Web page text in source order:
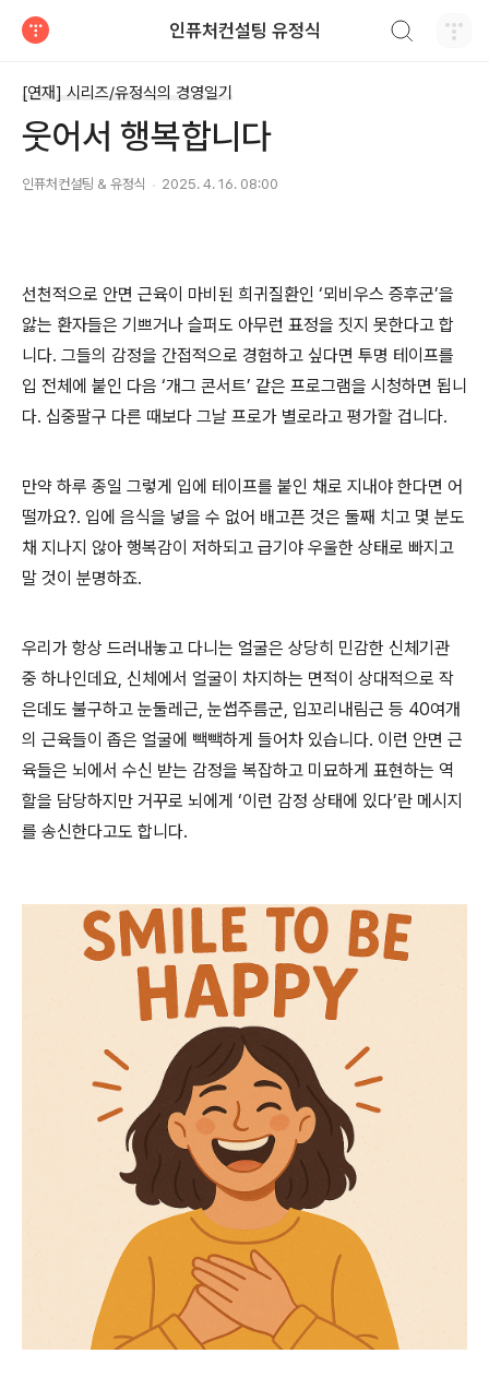
인퓨처컨설팅 유정식
[연재] 시리즈/유정식의 경영일기
웃어서 행복합니다
인퓨처컨설팅 & 유정식 2025. 4. 16. 08:00
선천적으로 안면 근육이 마비된 희귀질환인 ‘뫼비우스 증후군’을
앓는 환자들은 기쁘거나 슬퍼도 아무런 표정을 짓지 못한다고 합
니다. 그들의 감정을 간접적으로 경험하고 싶다면 투명 테이프를
입 전체에 붙인 다음 ‘개그 콘서트’ 같은 프로그램을 시청하면 됩니
다. 십중팔구 다른 때보다 그날 프로가 별로라고 평가할 겁니다.
만약 하루 종일 그렇게 입에 테이프를 붙인 채로 지내야 한다면 어
떨까요?. 입에 음식을 넣을 수 없어 배고픈 것은 둘째 치고 몇 분도
채 지나지 않아 행복감이 저하되고 급기야 우울한 상태로 빠지고
말 것이 분명하죠.
우리가 항상 드러내놓고 다니는 얼굴은 상당히 민감한 신체기관
중 하나인데요, 신체에서 얼굴이 차지하는 면적이 상대적으로 작
은데도 불구하고 눈둘레근, 눈썹주름군, 입꼬리내림근 등 40여개
의 근육들이 좁은 얼굴에 빽빽하게 들어차 있습니다. 이런 안면 근
육들은 뇌에서 수신 받는 감정을 복잡하고 미묘하게 표현하는 역
할을 담당하지만 거꾸로 뇌에게 ‘이런 감정 상태에 있다’란 메시지
를 송신한다고도 합니다.